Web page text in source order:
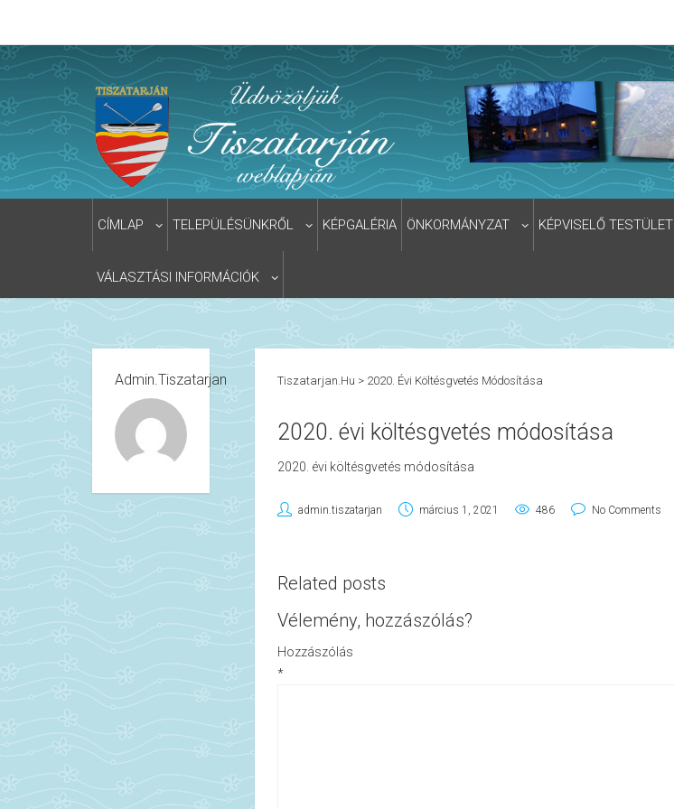
CÍMLAP TELEPÜLÉSÜNKRŐL KÉPGALÉRIA ÖNKORMÁNYZAT KÉPVISELŐ TESTÜLET
VÁLASZTÁSI INFORMÁCIÓK
Admin.tiszatarjan Tiszatarjan.hu > 2020. Évi Költésgvetés Módosítása
2020. évi költésgvetés módosítása
2020. évi költésgvetés módosítása
admin.tiszatarjan március 1, 2021 486 No Comments
Related posts
Vélemény, hozzászólás?
Hozzászólás
*